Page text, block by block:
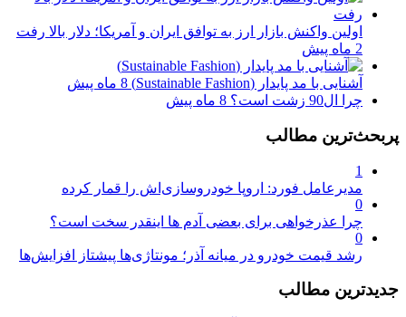
اولین واکنش بازار ارز به توافق ایران و آمریکا؛ دلار بالا رفت
2 ماه پیش
آشنایی با مد پایدار (Sustainable Fashion)
8 ماه پیش
چرا ال90 زشت است؟
8 ماه پیش
پربحث‌ترین مطالب
1
مدیرعامل فورد: اروپا خودروسازی‌اش را قمار کرده
0
چرا عذرخواهی برای بعضی آدم ها اینقدر سخت است؟
0
رشد قیمت خودرو در میانه آذر؛ مونتاژی‌ها پیشتاز افزایش‌ها
جدیدترین مطالب